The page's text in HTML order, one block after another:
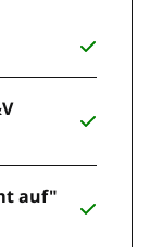
auf"